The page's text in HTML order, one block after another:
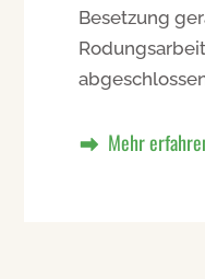
Besetzung